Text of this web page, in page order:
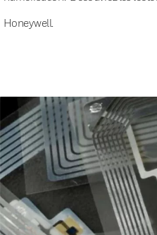
Honeywell.